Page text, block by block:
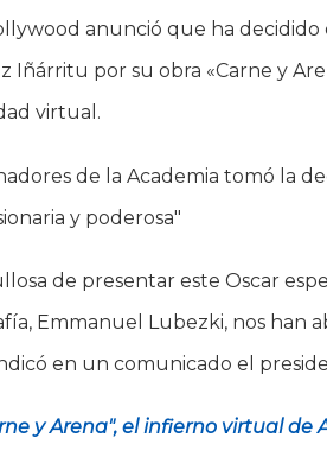
anunció que ha
Iñárritu por su obra «Carne y
virtual.
de la Academia tomó la
y poderosa"
de presentar este Oscar
Emmanuel Lubezki, nos han
en un comunicado el
y Arena", el infierno virtual de